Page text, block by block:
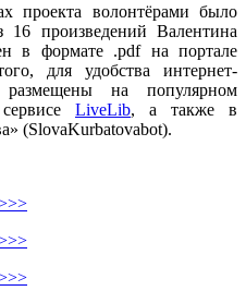
проекта волонтёрами было
16 произведений Валентина
в формате .pdf на портале
для удобства интернет-
размещены на популярном
LiveLib, а также в
(SlovaKurbatovabot).